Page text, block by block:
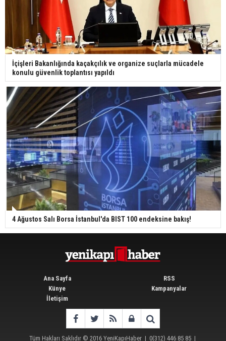
İçişleri Bakanlığında kaçakçılık ve organize suçlarla mücadele
konulu güvenlik toplantısı yapıldı
4 Ağustos Salı Borsa İstanbul'da BIST 100 endeksine bakış!
Ana Sayfa
Künye
İletişim
RSS
Kampanyalar
Tüm Hakları Saklıdır © 2016 YeniKapıHaber| 0(312) 446 85 85|